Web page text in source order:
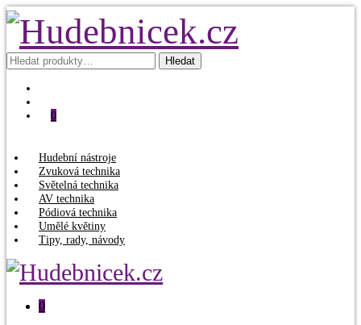
Hledat: Hledat
0
Hudební nástroje
Zvuková technika
Světelná technika
AV technika
Pódiová technika
Umělé květiny
Tipy, rady, návody
0